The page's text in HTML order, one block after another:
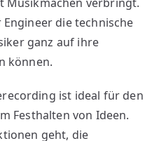
die technische
ganz auf ihre
können.
ist ideal für den
Festhalten von Ideen.
geht, die